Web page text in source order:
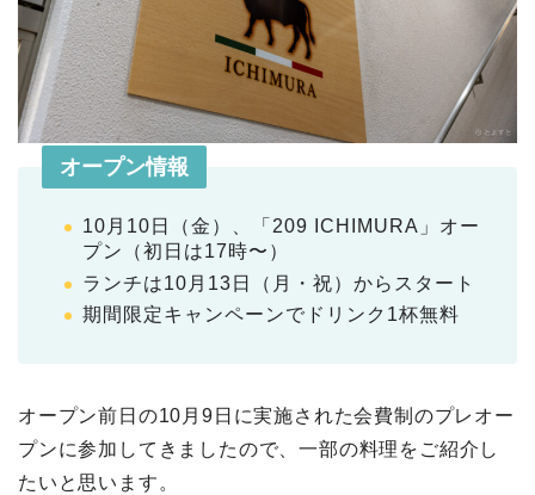
オープン情報
10月10日（金）、「209 ICHIMURA」オー
プン（初日は17時〜）
ランチは10月13日（月・祝）からスタート
期間限定キャンペーンでドリンク1杯無料
オープン前日の10月9日に実施された会費制のプレオー
プンに参加してきましたので、一部の料理をご紹介し
たいと思います。